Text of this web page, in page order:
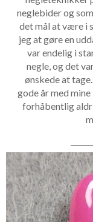
neglebider og
det mål at være i
jeg at gøre en
var endelig i
negle, og det
ønskede at
gode år med
forhåbentlig